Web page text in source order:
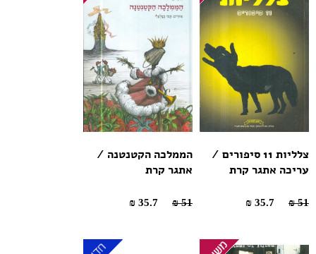
צלליות 11 סיפורים /
עריכה אתגר קרת
51 ₪
הממלכה הקטנטנה /
אתגר קרת
51 ₪